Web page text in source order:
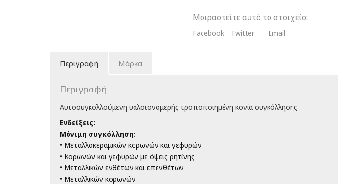
Μοιραστείτε αυτό το στοιχείο:
Facebook Twitter Email
Περιγραφή Μάρκα
Περιγραφή
Αυτοσυγκολλούμενη υαλοϊονομερής τροποποιημένη κονία συγκόλλησης
Ενδείξεις:
Μόνιμη συγκόλληση:
• Μεταλλοκεραμικών κορωνών και γεφυρών
• Κορωνών και γεφυρών με όψεις ρητίνης
• Μεταλλικών ενθέτων και επενθέτων
• Μεταλλικών κορωνών